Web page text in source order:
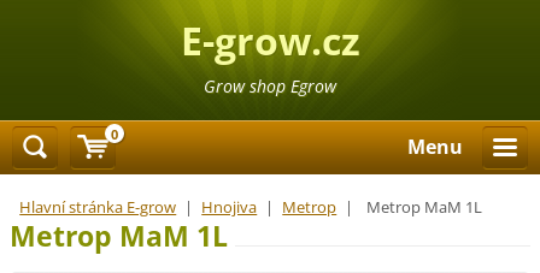
E-grow.cz
Grow shop Egrow
Menu
Hlavní stránka E-grow | Hnojiva | Metrop | Metrop MaM 1L
Metrop MaM 1L
0